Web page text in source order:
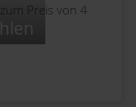
Preis von 4